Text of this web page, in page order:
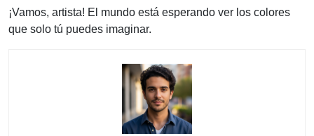
¡Vamos, artista! El mundo está esperando ver los colores
que solo tú puedes imaginar.